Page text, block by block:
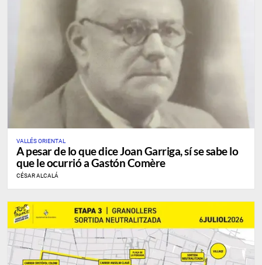
VALLÉS ORIENTAL
A pesar de lo que dice Joan Garriga, sí se sabe lo
que le ocurrió a Gastón Comère
CÉSAR ALCALÁ